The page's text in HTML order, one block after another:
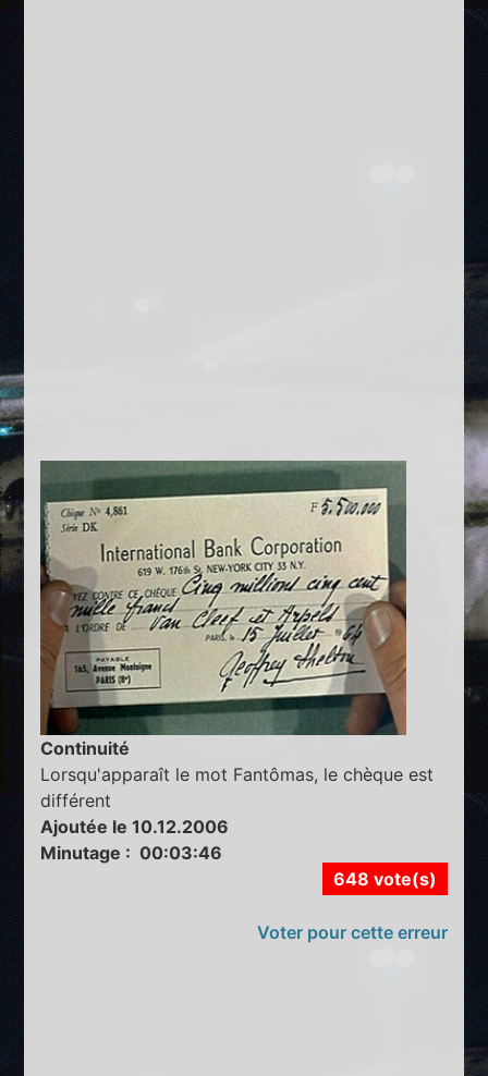
Continuité
Lorsqu'apparaît le mot Fantômas, le chèque est
différent
Ajoutée le 10.12.2006
Minutage : 00:03:46
648 vote(s)
Voter pour cette erreur